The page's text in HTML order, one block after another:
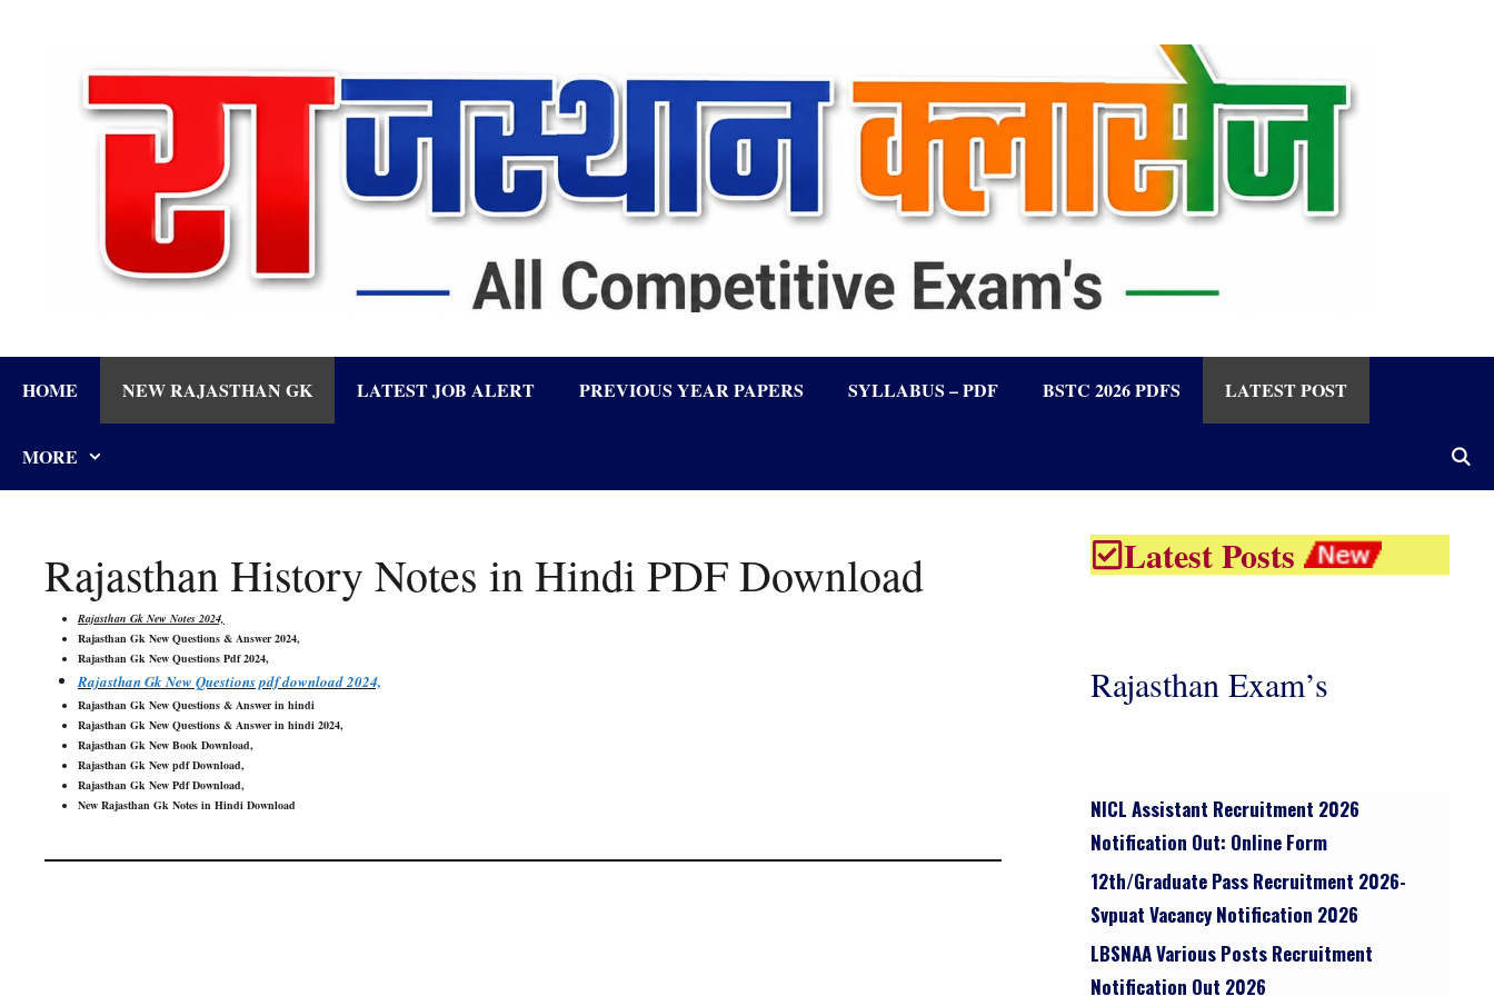
HOME NEW RAJASTHAN GK LATEST JOB ALERT PREVIOUS YEAR PAPERS SYLLABUS – PDF BSTC 2026 PDFS LATEST POST
MORE
Rajasthan History Notes in Hindi PDF Download
Rajasthan Gk New Notes 2024,
Rajasthan Gk New Questions & Answer 2024,
Rajasthan Gk New Questions Pdf 2024,
Rajasthan Gk New Questions pdf download 2024,
Rajasthan Gk New Questions & Answer in hindi
Rajasthan Gk New Questions & Answer in hindi 2024,
Rajasthan Gk New Book Download,
Rajasthan Gk New pdf Download,
Rajasthan Gk New Pdf Download,
New Rajasthan Gk Notes in Hindi Download
Latest Posts
Rajasthan Exam’s
NICL Assistant Recruitment 2026
Notification Out: Online Form
12th/graduate Pass Recruitment 2026-
Svpuat Vacancy Notification 2026
LBSNAA Various Posts Recruitment
Notification Out 2026